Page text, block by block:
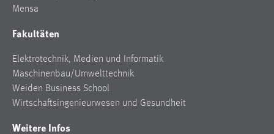
Mensa
Fakultäten
Elektrotechnik, Medien und Informatik
Maschinenbau/Umwelttechnik
Weiden Business School
Wirtschaftsingenieurwesen und Gesundheit
Weitere Infos